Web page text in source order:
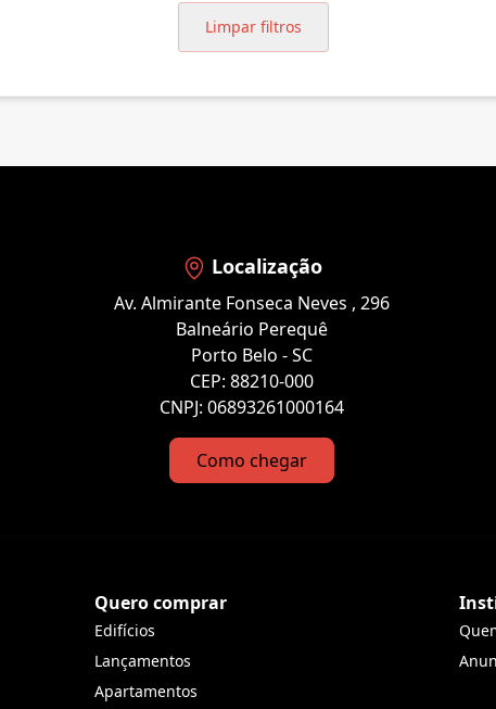
Limpar filtros
Localização
Av. Almirante Fonseca Neves , 296
Balneário Perequê
Porto Belo - SC
CEP: 88210-000
CNPJ: 06893261000164
Como chegar
Quero comprar
Edifícios
Lançamentos
Apartamentos